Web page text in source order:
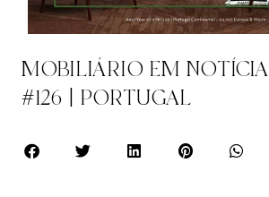
MOBILIÁRIO EM NOTÍCIA
#126 | PORTUGAL